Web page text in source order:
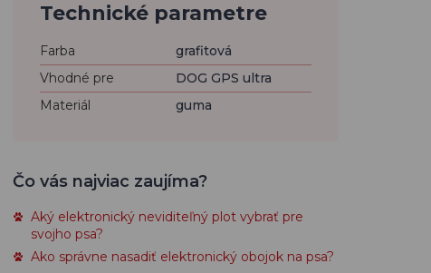
Technické parametre
Farba
grafitová
Vhodné pre
DOG GPS ultra
Materiál
guma
Čo vás najviac zaujíma?
Aký elektronický neviditeľný plot vybrať pre
svojho psa?
Ako správne nasadiť elektronický obojok na psa?